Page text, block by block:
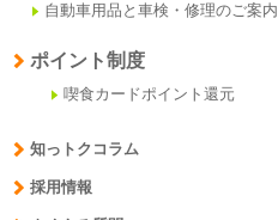
自動車用品と車検・修理のご案内
ポイント制度
喫食カードポイント還元
知っトクコラム
採用情報